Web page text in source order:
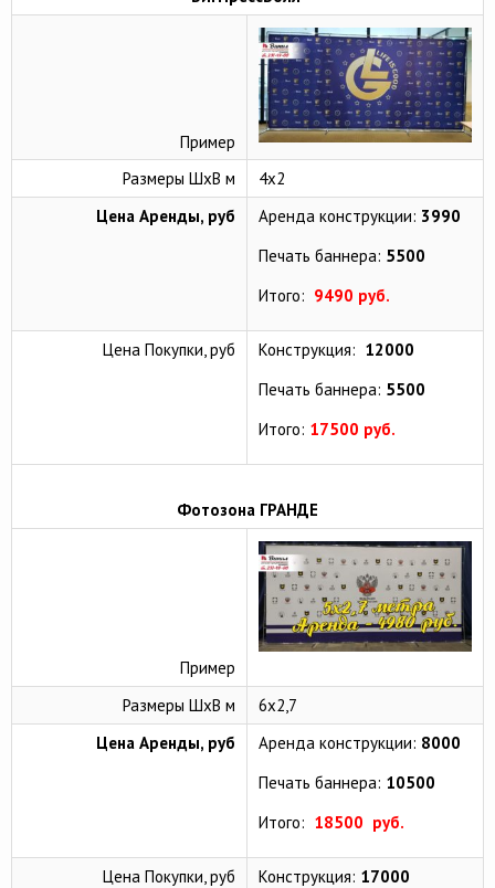
Пример
Размеры ШхВ м
4х2
Цена Аренды, руб
Аренда конструкции: 3990
Печать баннера: 5500
Итого: 9490 руб.
Цена Покупки, руб Конструкция: 12000
Печать баннера: 5500
Итого: 17500 руб.
Фотозона ГРАНДЕ
Пример
Размеры ШхВ м
6х2,7
Цена Аренды, руб
Аренда конструкции: 8000
Печать баннера: 10500
Итого: 18500 руб.
Цена Покупки, руб Конструкция: 17000